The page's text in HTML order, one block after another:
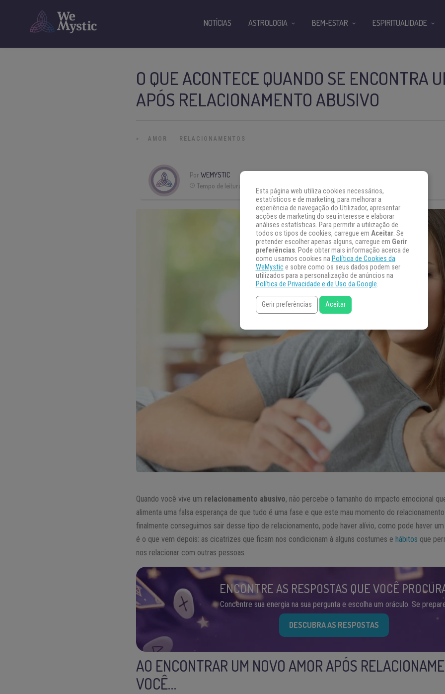
O QUE ACONTECE QUANDO SE ENCONTRA
APÓS RELACIONAMENTO ABUSIVO
» AMOR RELACIONAMENTOS
PorWEMYSTIC
Tempo de leitura:
Quando você vive um relacionamento abusivo, não percebe o tamanho do impacto emocional
alimenta uma falsa esperança de que tudo é uma fase e que este mau momento do relacionamento
finalmente conseguimos sair desse tipo de relacionamento, pode haver alívio, como pode haver
é o que vem depois: as cicatrizes que ficam nos condicionam à alguns costumes e hábitos que
nos relacionar com outras pessoas.
ENCONTRE AS RESPOSTAS QUE VOCÊ
Concentre sua energia na sua pergunta e escolha um oráculo. Se
DESCUBRA AS RESPOSTAS
AO ENCONTRAR UM NOVO AMOR APÓS
VOCÊ…
NOTÍCIAS ASTROLOGIA BEM-ESTAR ESPIRITUALIDADE
Esta página web utiliza cookies necessários,
estatísticos e de marketing, para melhorar a
experiência de navegação do Utilizador, apresentar
acções de marketing do seu interesse e elaborar
análises estatísticas. Para permitir a utilização de
todos os tipos de cookies, carregue em Aceitar. Se
pretender escolher apenas alguns, carregue em Gerir
preferências. Pode obter mais informação acerca de
como usamos cookies na Política de Cookies da
WeMystice sobre como os seus dados podem ser
utilizados para a personalização de anúncios na
Política de Privacidade e de Uso da Google.
Gerir preferências Aceitar